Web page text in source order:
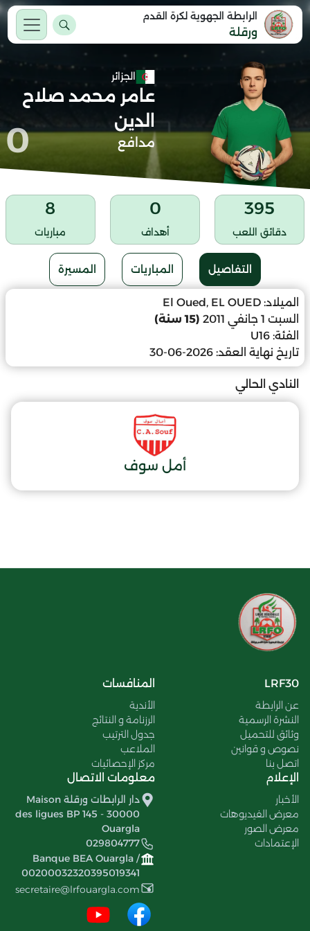
الرابطة الجهوية لكرة القدم
ورقلة
الجزائر
عامر محمد صلاح
الدين
مدافع 0
395
دقائق اللعب
0
أهداف
8
مباريات
التفاصيل المباريات المسيرة
الميلاد: El Oued, EL OUED
السبت 1 جانفي 2011
(15 سنة)
الفئة: U16
تاريخ نهاية العقد: 2026-06-30
النادي الحالي
أمل سوف
LRF30
عن الرابطة
النشرة الرسمية
وثائق للتحميل
نصوص و قوانين
اتصل بنا
المنافسات
الأندية
الرزنامة و النتائج
جدول الترتيب
الملاعب
مركز الإحصائيات
الإعلام
الأخبار
معرض الفيديوهات
معرض الصور
الإعتمادات
معلومات الاتصال
دار الرابطات ورقلة Maison
des ligues BP 145 - 30000
Ouargla
029804777
Banque BEA Ouargla /
00200032320395019341
secretaire@lrfouargla.com